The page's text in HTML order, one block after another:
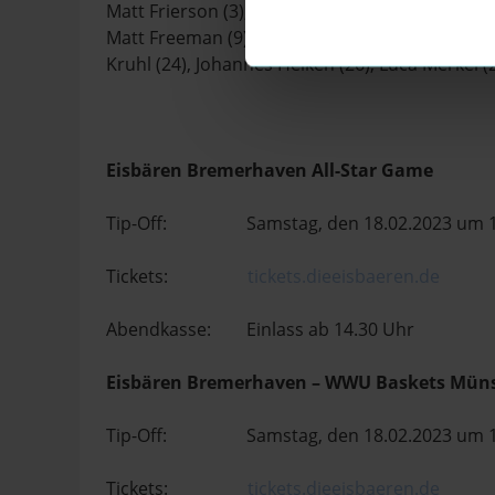
Matt Frierson (3), Lennard Larysz (4), Jarelle
Matt Freeman (9), Robert Oehle (11), Daniel
Kruhl (24), Johannes Heiken (26), Luca Merkel
Eisbären Bremerhaven All-Star Game
Tip-Off: Samstag, den 18.02.2023 um
Tickets:
Abendkasse: Einlass ab 14.30 Uhr
Eisbären Bremerhaven – WWU Baskets
Tip-Off: Samstag, den 18.02.2023 um
Tickets: